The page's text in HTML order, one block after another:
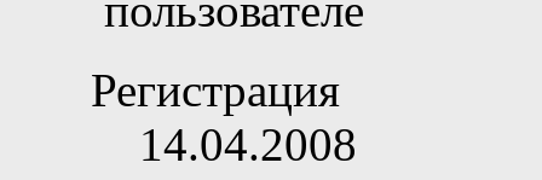
Регистрация
14.04.2008